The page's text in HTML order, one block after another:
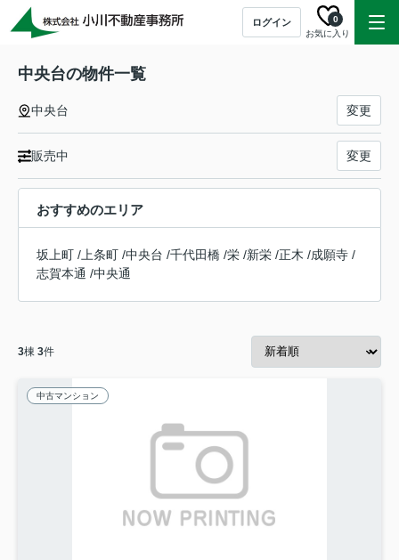
ログイン
お気に入り
0
中央台の物件一覧
中央台 変更
販売中 変更
おすすめのエリア
坂上町 / 上条町 /中央台 /千代田橋 /栄 /新栄 /正木 /成願寺 /
志賀本通 /中央通
3棟 3件
中古マンション